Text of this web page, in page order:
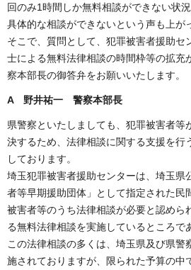
回のみ1時間しか無料相談ができない状
具体的な相談ができないという声も上が
そこで、質問として、犯罪被害者援助セ
士による無料法律相談の時間枠等の拡充
察本部長の御答弁をお願いいたします。
A 野井祐一 警察本部長
県警察といたしましても、犯罪被害者等
決するため、法律相談に関する支援を行
しております。
埼玉犯罪被害者援助センターは、埼玉県
者等早期援助団体」として指定された民
被害者等のうち法律相談が必要と認めら
る無料法律相談を実施しているところで
この法律相談の多くは、埼玉県及び県警
施されておりますが、限られた予算の中